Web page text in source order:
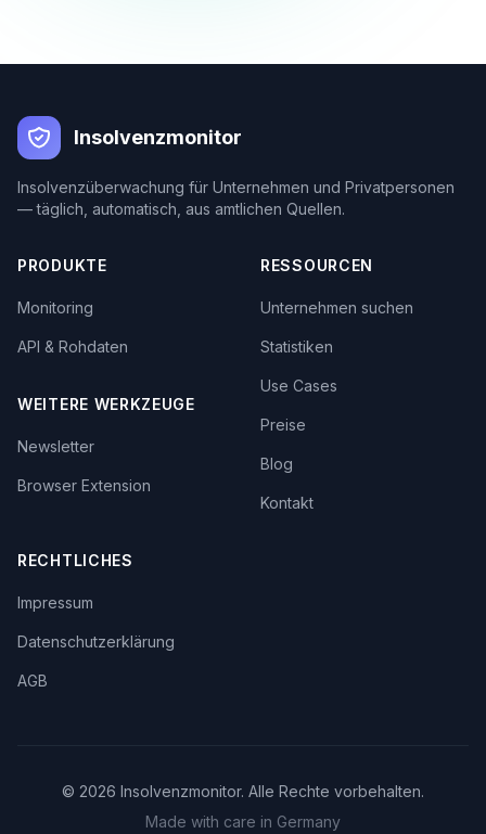
Insolvenzmonitor
Insolvenzüberwachung für Unternehmen und Privatpersonen
— täglich, automatisch, aus amtlichen Quellen.
PRODUKTE
Monitoring
API & Rohdaten
WEITERE WERKZEUGE
Newsletter
Browser Extension
RESSOURCEN
Unternehmen suchen
Statistiken
Use Cases
Preise
Blog
Kontakt
RECHTLICHES
Impressum
Datenschutzerklärung
AGB
© 2026 Insolvenzmonitor. Alle Rechte vorbehalten.
Made with care in Germany